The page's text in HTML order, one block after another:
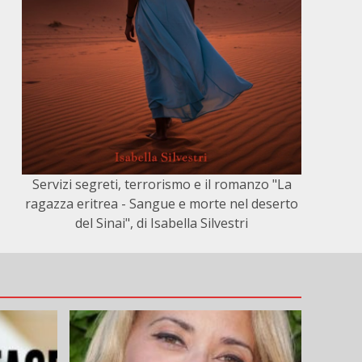
Servizi segreti, terrorismo e il romanzo "La
ragazza eritrea - Sangue e morte nel deserto
del Sinai", di Isabella Silvestri